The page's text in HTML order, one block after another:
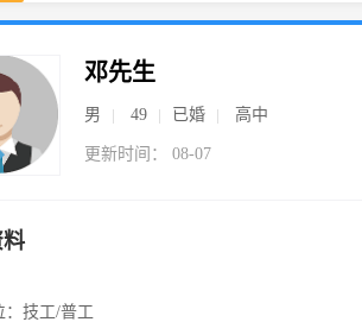
邓先生
男 49 已婚 高中
更新时间： 08-07
技工/普工